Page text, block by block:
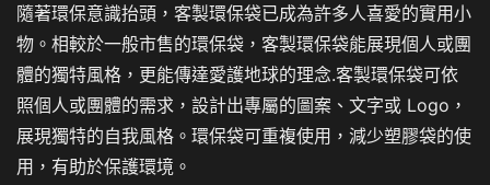
隨著環保意識抬頭，客製環保袋已成為許多人喜愛的實用小
物。相較於一般市售的環保袋，客製環保袋能展現個人或團
體的獨特風格，更能傳達愛護地球的理念.客製環保袋可依
照個人或團體的需求，設計出專屬的圖案、文字或 Logo，
展現獨特的自我風格。環保袋可重複使用，減少塑膠袋的使
用，有助於保護環境。